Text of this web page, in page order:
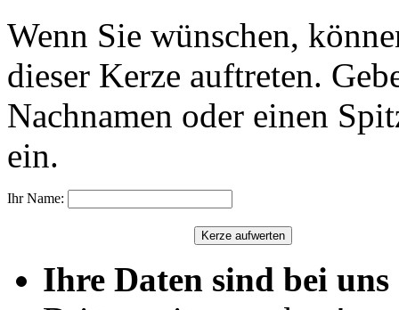
Wenn Sie wünschen,
dieser Kerze auftreten.
Nachnamen oder einen
ein.
Ihr Name:
Ihre Daten sind bei uns